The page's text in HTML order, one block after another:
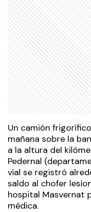
Un camión
mañana sobre la
a la altura del
Pedernal
vial se registró
saldo al chofer
hospital Masvernat
médica.